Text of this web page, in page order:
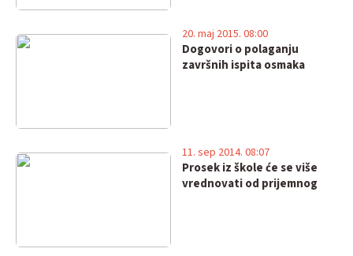
Dogovori o polaganju
završnih ispita osmaka
20. maj 2015. 08:00
Prosek iz škole će se više
vrednovati od prijemnog
11. sep 2014. 08:07